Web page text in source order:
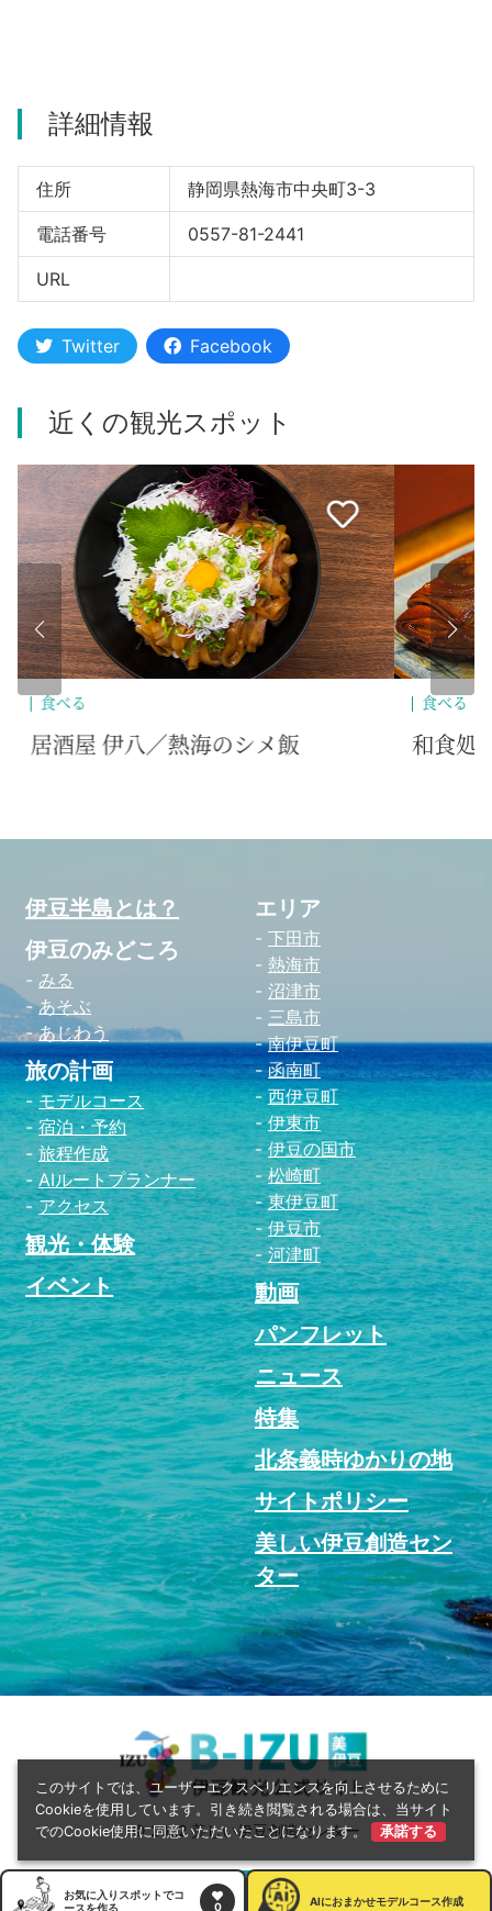
詳細情報
住所 静岡県熱海市中央町3-3
電話番号 0557-81-2441
URL
Twitter Facebook
近くの観光スポット
食べる
和食処 喜八／地魚グルメ
買
熱
このサイトでは、ユーザーエクスペリエンスを向上させるために
Cookieを使用しています。引き続き閲覧される場合は、当サイト
でのCookie使用に同意いただいたことになります。
承諾する
お気に入りスポットでコ
ースを作る
0 AIにおまかせモデルコース作成
伊豆半島とは？
伊豆のみどころ
みる
あそぶ
あじわう
旅の計画
モデルコース
宿泊・予約
旅程作成
AIルートプランナー
アクセス
観光・体験
イベント
エリア
下田市
熱海市
沼津市
三島市
南伊豆町
函南町
西伊豆町
伊東市
伊豆の国市
松崎町
東伊豆町
伊豆市
河津町
動画
パンフレット
ニュース
特集
北条義時ゆかりの地
サイトポリシー
美しい伊豆創造セン
ター
© 2022 美しい伊豆創造センター